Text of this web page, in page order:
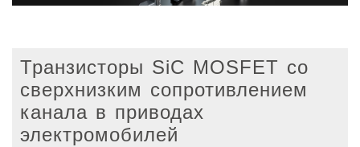
Транзисторы SiC MOSFET со
сверхнизким сопротивлением
канала в приводах
электромобилей